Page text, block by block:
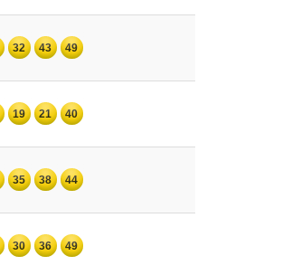
32 43 49
19 21 40
35 38 44
30 36 49